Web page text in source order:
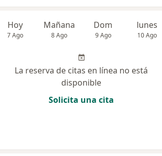
Hoy
7 Ago
Mañana
8 Ago
Dom
9 Ago
lunes
10 Ago
La reserva de citas en línea no está
disponible
Solicita una cita